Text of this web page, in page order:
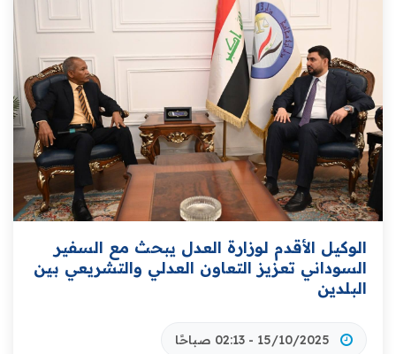
الوكيل الأقدم لوزارة العدل يبحث مع السفير
السوداني تعزيز التعاون العدلي والتشريعي بين
البلدين
15/10/2025 - 02:13 صباحًا